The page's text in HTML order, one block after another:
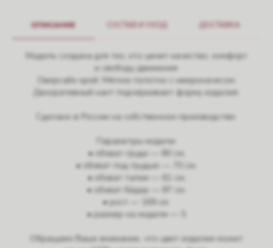
ОПИСАНИЕ СОСТАВ И УХОД ДОСТАВКА
Модель создана для тех, кто ценит качество, комфорт
и свободу движения.
Оверсайз крой. Мягкое полотно с микроначесом.
Декоративный кант подчёркивает форму изделия.
Сделано в России на собственном производстве.
Параметры модели:
• обхват груди — 80 см;
• обхват под грудью — 70 см;
• обхват талии — 61 см;
• обхват бёдер — 87 см;
• рост — 169 см.
• размер на модели — S
Обращаем Ваше внимание, что цвет изделия может